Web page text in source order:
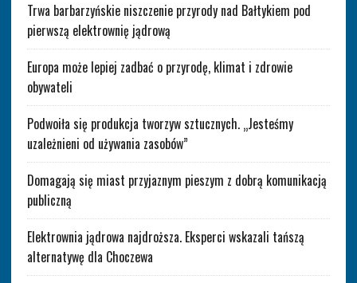
Trwa barbarzyńskie niszczenie przyrody nad Bałtykiem pod
pierwszą elektrownię jądrową
Europa może lepiej zadbać o przyrodę, klimat i zdrowie
obywateli
Podwoiła się produkcja tworzyw sztucznych. „Jesteśmy
uzależnieni od używania zasobów”
Domagają się miast przyjaznym pieszym z dobrą komunikacją
publiczną
Elektrownia jądrowa najdroższa. Eksperci wskazali tańszą
alternatywę dla Choczewa